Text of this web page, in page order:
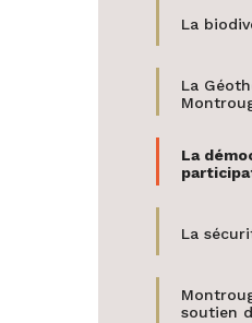
La
La
La
La
soutien